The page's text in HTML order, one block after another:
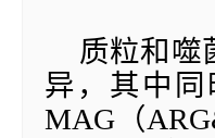
质粒和噬
异，其中
MAG （